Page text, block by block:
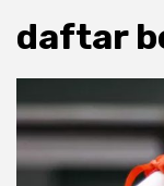
daftar